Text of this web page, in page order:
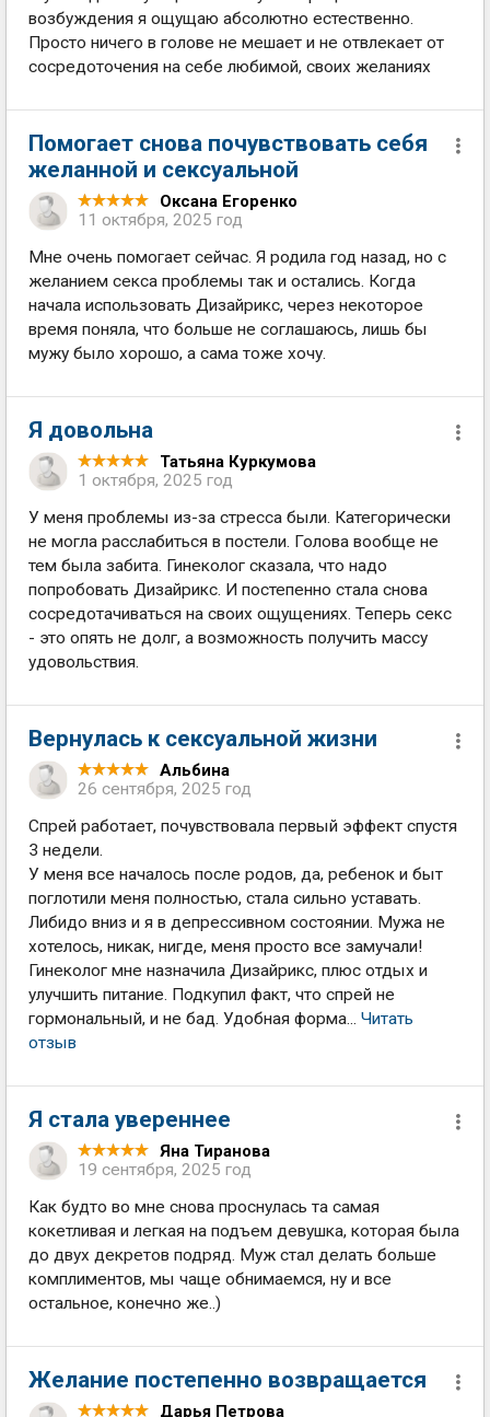
возбуждения я ощущаю абсолютно естественно.
Просто ничего в голове не мешает и не отвлекает от
сосредоточения на себе любимой, своих желаниях
Помогает снова почувствовать себя
желанной и сексуальной
Оксана Егоренко
11 октября, 2025 год
Мне очень помогает сейчас. Я родила год назад, но с
желанием секса проблемы так и остались. Когда
начала использовать Дизайрикс, через некоторое
время поняла, что больше не соглашаюсь, лишь бы
мужу было хорошо, а сама тоже хочу.
Я довольна
Татьяна Куркумова
1 октября, 2025 год
У меня проблемы из-за стресса были. Категорически
не могла расслабиться в постели. Голова вообще не
тем была забита. Гинеколог сказала, что надо
попробовать Дизайрикс. И постепенно стала снова
сосредотачиваться на своих ощущениях. Теперь секс
- это опять не долг, а возможность получить массу
удовольствия.
Вернулась к сексуальной жизни
Альбина
26 сентября, 2025 год
Спрей работает, почувствовала первый эффект спустя
3 недели.
У меня все началось после родов, да, ребенок и быт
поглотили меня полностью, стала сильно уставать.
Либидо вниз и я в депрессивном состоянии. Мужа не
хотелось, никак, нигде, меня просто все замучали!
Гинеколог мне назначила Дизайрикс, плюс отдых и
улучшить питание. Подкупил факт, что спрей не
гормональный, и не бад. Удобная форма... Читать
отзыв
Я стала увереннее
Яна Тиранова
19 сентября, 2025 год
Как будто во мне снова проснулась та самая
кокетливая и легкая на подъем девушка, которая была
до двух декретов подряд. Муж стал делать больше
комплиментов, мы чаще обнимаемся, ну и все
остальное, конечно же..)
Желание постепенно возвращается
Дарья Петрова